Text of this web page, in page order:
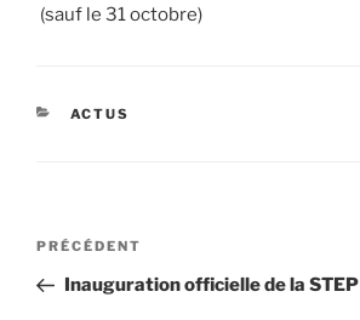
(sauf le 31 octobre)
CATÉGORIES
ACTUS
Navigation
l’article
Article
précédent
PRÉCÉDENT
Inauguration officielle de la STEP